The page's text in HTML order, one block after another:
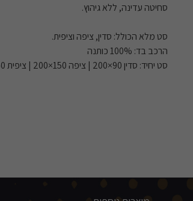
סחיטה עדינה, ללא גיהוץ.
סט מלא הכולל: סדין, ציפה וציפית.
הרכב בד: 100% כותנה
סט יחיד: סדין 90×200 | ציפה 150×200 | ציפית 50×70